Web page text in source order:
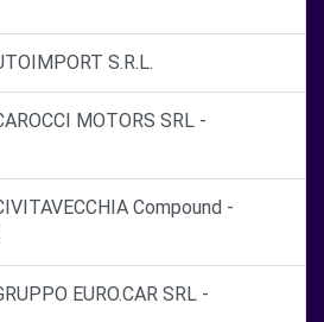
S.R.L.
MOTORS SRL -
Compound -
EURO.CAR SRL -